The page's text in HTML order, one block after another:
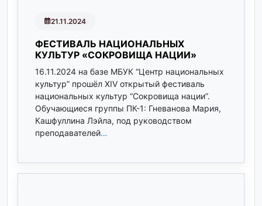
21.11.2024
ФЕСТИВАЛЬ НАЦИОНАЛЬНЫХ
КУЛЬТУР «СОКРОВИЩА НАЦИИ»
16.11.2024 на базе МБУК “Центр национальных
культур” прошёл XIV открытый фестиваль
национальных культур “Сокровища нации”.
Обучающиеся группы ПК-1: Гневанова Мария,
Кашфуллина Лэйла, под руководством
преподавателей…